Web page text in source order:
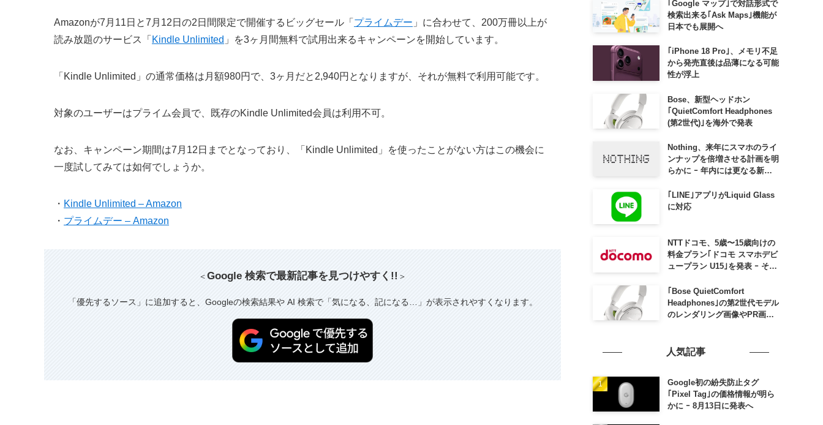
Amazonが7月11日と7月12日の2日間限定で開催するビッグセール「 プライムデー 」に合わせて、200万冊以上が
読み放題のサービス「 Kindle Unlimited 」を3ヶ月間無料で試用出来るキャンペーンを開始しています。
「Kindle Unlimited」の通常価格は月額980円で、3ヶ月だと2,940円となりますが、それが無料で利用可能です。
対象のユーザーはプライム会員で、既存のKindle Unlimited会員は利用不可。
なお、キャンペーン期間は7月12日までとなっており、「Kindle Unlimited」を使ったことがない方はこの機会に
一度試してみては如何でしょうか。
・ Kindle Unlimited – Amazon
・ プライムデー – Amazon
＜Google 検索で最新記事を見つけやすく!! ＞
「優先するソース」に追加すると、Googleの検索結果や AI 検索で「気になる、記になる…」が表示されやすくなります。
｢Google マップ｣で対話形式で
検索出来る｢Ask Maps｣機能が
日本でも展開へ
｢iPhone 18 Pro｣、メモリ不足
から発売直後は品薄になる可能
性が浮上
Bose、新型ヘッドホン
｢QuietComfort Headphones
(第2世代)｣を海外で発表
Nothing、来年にスマホのライ
ンナップを倍増させる計画を明
らかに ｰ 年内には更なる新製
｢LINE｣アプリがLiquid Glass
に対応
NTTドコモ、5歳〜15歳向けの
料金プラン｢ドコモ スマホデビ
ュープラン U15｣を発表 ｰ その
子割｣も
｢Bose QuietComfort
Headphones｣の第2世代モデル
のレンダリング画像やPR画像
人気記事
Google初の紛失防止タグ
｢Pixel Tag｣の価格情報が明ら
かに ｰ 8月13日に発表へ